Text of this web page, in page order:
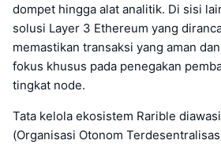
dompet hingga alat analitik. Di sisi
solusi Layer 3 Ethereum yang
memastikan transaksi yang aman
fokus khusus pada penegakan
tingkat node.
Tata kelola ekosistem Rarible
(Organisasi Otonom